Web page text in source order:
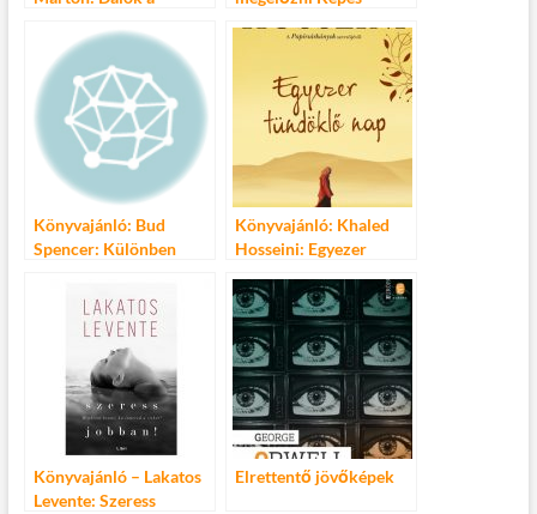
Könyvajánló: Bud
Spencer: Különben
Könyvajánló: Khaled
Hosseini: Egyezer
Könyvajánló – Lakatos
Levente: Szeress
Elrettentő jövőképek